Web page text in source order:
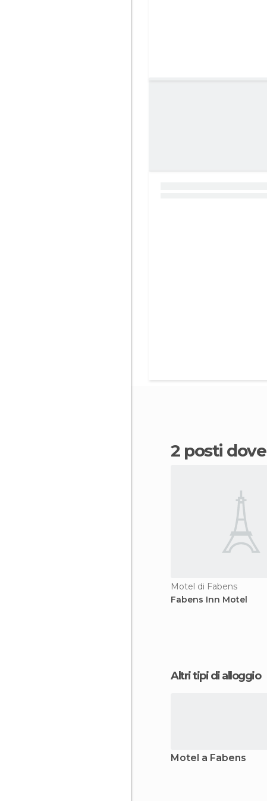
2 posti
Motel di Fabens
Fabens Inn Motel
Altri tipi di alloggio
Motel a Fabens